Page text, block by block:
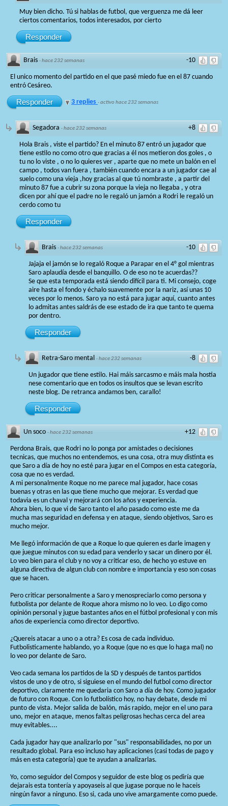
Muy bien dicho. Tú si hablas de futbol, que verguenza me dá leer
ciertos comentarios, todos interesados, por cierto
Responder
-10
Brais ·hace 232 semanas
El unico momento del partido en el que pasé miedo fue en el 87 cuando
entró Cesáreo.
Responder 3 replies ·activo hace 232 semanas
+8
Segadora ·hace 232 semanas
Hola Brais , viste el partido? En el minuto 87 entró un jugador que
tiene estilo no como otro que gracias a él nos metieron dos goles , o
tu no lo viste , o no lo quieres ver , aparte que no mete un balón en el
campo , todos van fuera , también cuando encara a un jugador cae al
suelo como una vieja ,hoy gracias al que tú nombraste , a partir del
minuto 87 fue a cubrir su zona porque la vieja no llegaba , y otra
dicen por ahí que el padre no le regaló un jamón a Rodri le regaló un
cerdo como tu
Responder
-10
Brais ·hace 232 semanas
Jajaja el jamón se lo regaló Roque a Parapar en el 4° gol mientras
Saro aplaudía desde el banquillo. O de eso no te acuerdas??
Se que esta temporada está siendo difícil para ti. Mi consejo, coge
aire hasta el fondo y échalo suavemente por la nariz, así unas 10
veces por lo menos. Saro ya no está para jugar aquí, cuanto antes
lo admitas antes saldrás de ese estado de ira que tanto te quema
por dentro.
Responder
-8
Retra-Saro mental ·hace 232 semanas
Un jugador que tiene estilo. Hai máis sarcasmo e máis mala hostia
nese comentario que en todos os insultos que se levan escrito
neste blog. De retranca andamos ben, carallo!
Responder
+12
Un soco ·hace 232 semanas
Perdona Brais, que Rodri no lo ponga por amistades o decisiones
tecnicas, que muchos no entendemos, es una cosa, otra muy distinta es
que Saro a día de hoy no esté para jugar en el Compos en esta categoría,
cosa que no es verdad.
A mi personalmente Roque no me parece mal jugador, hace cosas
buenas y otras en las que tiene mucho que mejorar. Es verdad que
todavia es un chaval y mejorará con los años y experiencia.
Ahora bien, lo que vi de Saro tanto el año pasado como este me da
mucha mas seguridad en defensa y en ataque, siendo objetivos, Saro es
mucho mejor.
Me llegó información de que a Roque lo que quieren es darle imagen y
que juegue minutos con su edad para venderlo y sacar un dinero por él.
Lo veo bien para el club y no voy a criticar eso, de hecho yo estuve en
alguna directiva de algun club con nombre e importancia y eso son cosas
que se hacen.
Pero criticar personalmente a Saro y menospreciarlo como persona y
futbolista por delante de Roque ahora mismo no lo veo. Lo digo como
opinión personal y jugue bastantes años en el fútbol profesional y con mis
años de experiencia como director deportivo.
¿Quereis atacar a uno o a otra? Es cosa de cada individuo.
Futbolisticamente hablando, yo a Roque (que no es que lo haga mal) no
lo veo por delante de Saro.
Veo cada semana los partidos de la SD y después de tantos partidos
vistos de uno y de otro, si siguiese en el mundo del futbol como director
deportivo, claramente me quedaria con Saro a día de hoy. Como jugador
de futuro con Roque. Con lo futbolístico hoy, no hay debate, desde mi
punto de vista. Mejor salida de balón, más rapido, mejor en el uno para
uno, mejor en ataque, menos faltas peligrosas hechas cerca del area
muy evitables....
Cada jugador hay que analizarlo por "sus" responsabilidades, no por un
resultado global. Para eso incluso hay aplicaciones (casi todas de pago y
más en esta categoría) que te ayudan a analizarlas.
Yo, como seguidor del Compos y seguidor de este blog os pediría que
dejarais esta tontería y apoyaseis al que jugase porque no le haceis
ningún favor a ninguno. Eso si, cada uno vive amargamente como puede.